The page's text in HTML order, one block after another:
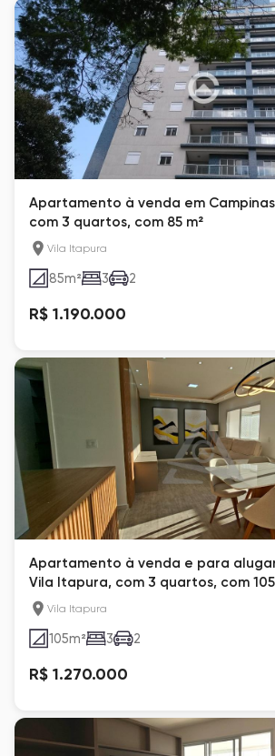
Apartamento à venda em
com 3 quartos, com 85 m²
Vila Itapura
85m² 3 2
R$ 1.190.000
Apartamento à venda e para
Vila Itapura, com 3 quartos, com 105
Vila Itapura
105m² 3 2
R$ 1.270.000